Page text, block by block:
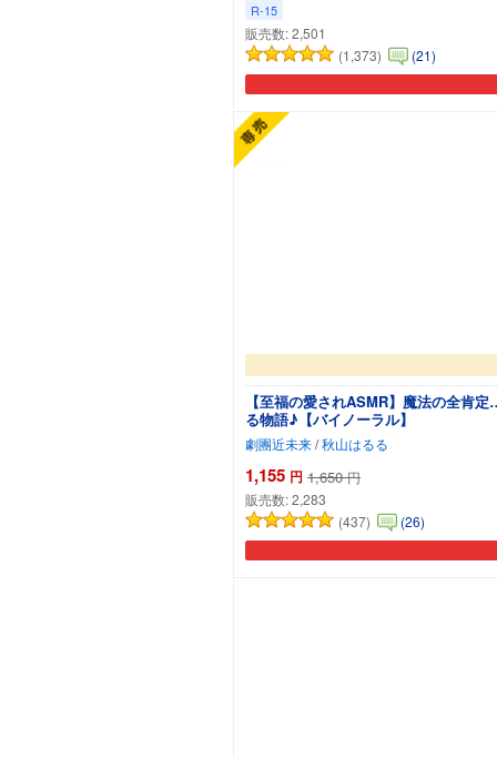
R-15
販売数:2,501
(1,373)
(21)
【至福の愛されASMR】魔法の全肯
る物語♪【バイノーラル】
劇團近未来/秋山はるる
1,155 円 1,650 円
販売数:2,283
(437)
(26)